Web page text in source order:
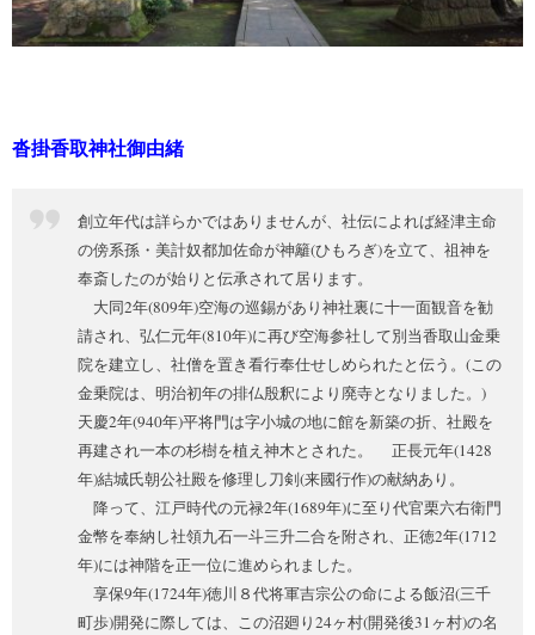
沓掛香取神社御由緒
創立年代は詳らかではありませんが、社伝によれば経津主命
の傍系孫・美計奴都加佐命が神籬(ひもろぎ)を立て、祖神を
奉斎したのが始りと伝承されて居ります。
大同2年(809年)空海の巡錫があり神社裏に十一面観音を勧
請され、弘仁元年(810年)に再び空海参社して別当香取山金乗
院を建立し、社僧を置き看行奉仕せしめられたと伝う。(この
金乗院は、明治初年の排仏殷釈により廃寺となりました。)
天慶2年(940年)平将門は字小城の地に館を新築の折、社殿を
再建され一本の杉樹を植え神木とされた。 正長元年(1428
年)結城氏朝公社殿を修理し刀剣(来國行作)の献納あり。
降って、江戸時代の元禄2年(1689年)に至り代官栗六右衛門
金幣を奉納し社領九石一斗三升二合を附され、正徳2年(1712
年)には神階を正一位に進められました。
享保9年(1724年)徳川８代将軍吉宗公の命による飯沼(三千
町歩)開発に際しては、この沼廻り24ヶ村(開発後31ヶ村)の名